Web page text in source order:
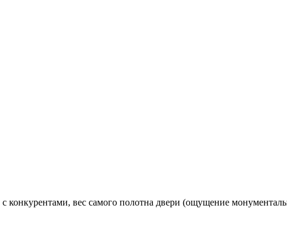
конкурентами, вес самого полотна двери (ощущение